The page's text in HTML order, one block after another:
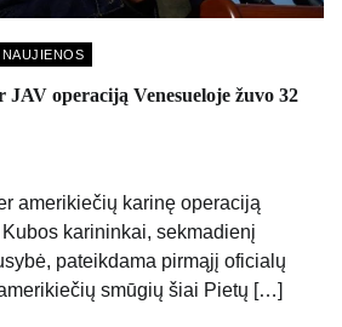
NAUJIENOS
JAV operaciją Venesueloje žuvo 32
amerikiečių karinę operaciją
karininkai, sekmadienį
pateikdama pirmąjį oficialų
smūgių šiai Pietų […]